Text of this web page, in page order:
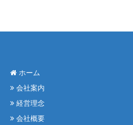
ホーム
会社案内
経営理念
会社概要